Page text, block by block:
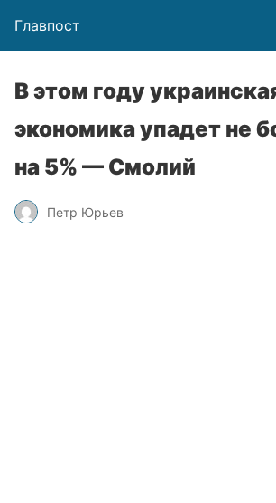
Главпост
В этом году
экономика упадет не
на 5% — Смолий
Петр Юрьев